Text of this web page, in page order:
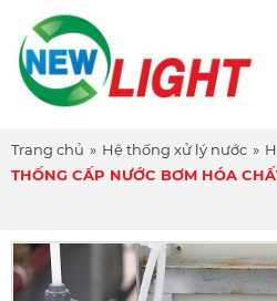
Trang chủ » Hệ thống xử lý nước »
THỐNG CẤP NƯỚC BƠM HÓA